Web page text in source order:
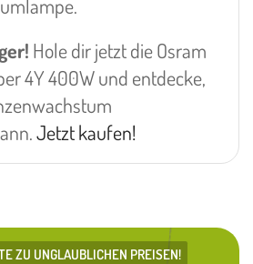
Hole dir jetzt die Osram
4Y 400W und entdecke,
Jetzt kaufen!
ZU UNGLAUBLICHEN PREISEN!